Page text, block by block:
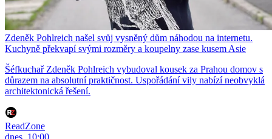
Zdeněk Pohlreich našel svůj vysněný dům náhodou na internetu.
Kuchyně překvapí svými rozměry a koupelny zase kusem Asie
Šéfkuchař Zdeněk Pohlreich vybudoval kousek za Prahou domov s
důrazem na absolutní praktičnost. Uspořádání vily nabízí neobvyklá
architektonická řešení.
ReadZone